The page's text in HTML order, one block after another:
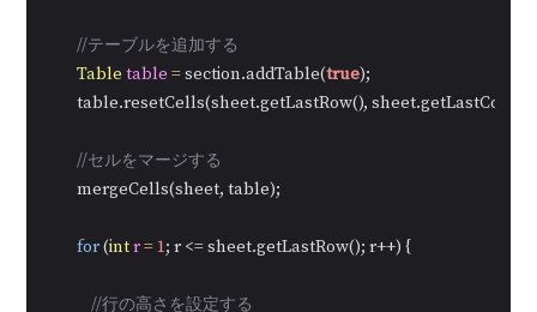
//テーブルを追加する
Table table = section.addTable(true);
table.resetCells(sheet.getLastRow(),
//セルをマージする
        mergeCells(sheet, table);
for (intr=1; r <= sheet.getLastRow(); r++) {
//行の高さを設定する